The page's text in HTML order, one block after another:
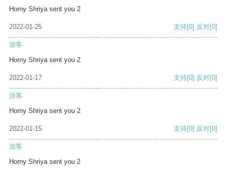
Horny Shriya sent you 2
2022-01-25 支持[0] 反对[0]
游客
Horny Shriya sent you 2
2022-01-17 支持[0] 反对[0]
游客
Horny Shriya sent you 2
2022-01-15 支持[0] 反对[0]
游客
Horny Shriya sent you 2